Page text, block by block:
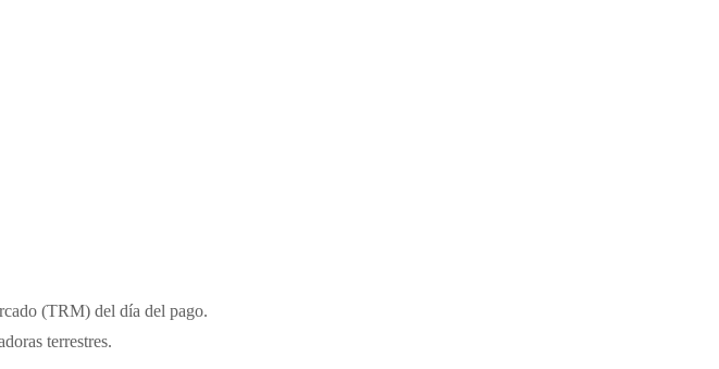
(TRM) del día del pago.
terrestres.